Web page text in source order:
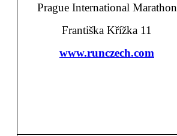
Prague International Marathon
Františka Křížka 11
www.runczech.com